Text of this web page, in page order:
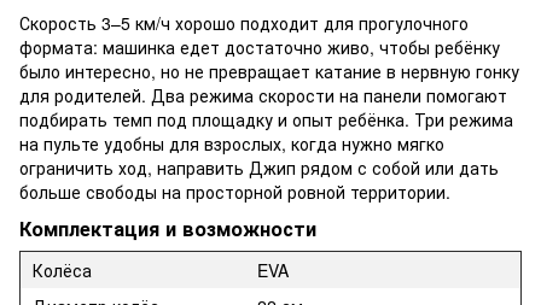
Скорость 3–5 км/ч хорошо подходит для прогулочного
формата: машинка едет достаточно живо, чтобы ребёнку
было интересно, но не превращает катание в нервную гонку
для родителей. Два режима скорости на панели помогают
подбирать темп под площадку и опыт ребёнка. Три режима
на пульте удобны для взрослых, когда нужно мягко
ограничить ход, направить Джип рядом с собой или дать
больше свободы на просторной ровной территории.
Комплектация и возможности
Колёса
EVA